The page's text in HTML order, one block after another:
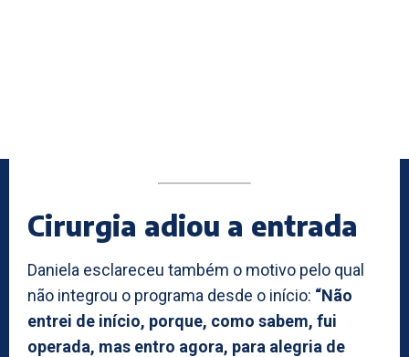
Cirurgia adiou a entrada
Daniela esclareceu também o motivo pelo qual
não integrou o programa desde o início: “Não
entrei de início, porque, como sabem, fui
operada, mas entro agora, para alegria de